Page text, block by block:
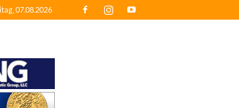
07.08.2026